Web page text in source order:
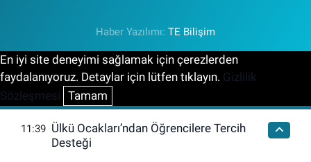
Haber Yazılımı: TE Bilişim
En iyi site deneyimi sağlamak için çerezlerden
faydalanıyoruz. Detaylar için lütfen tıklayın. Gizlilik
Sözleşmesi Tamam
11:39 Ülkü Ocakları’ndan Öğrencilere Tercih
Desteği